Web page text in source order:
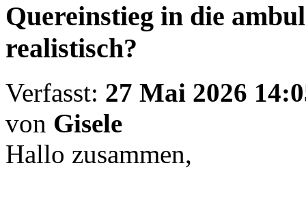
Quereinstieg in die
realistisch?
Verfasst: 27 Mai 2026
von Gisele
Hallo zusammen,